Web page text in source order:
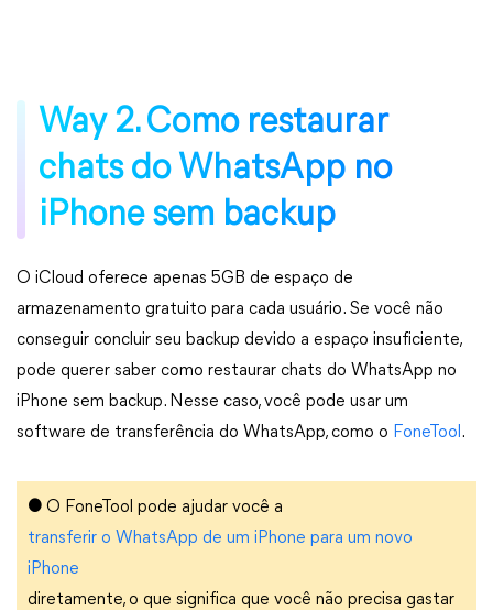
Way 2. Como restaurar
chats do WhatsApp no
iPhone sem backup
O iCloud oferece apenas 5GB de espaço de
armazenamento gratuito para cada usuário. Se você não
conseguir concluir seu backup devido a espaço insuficiente,
pode querer saber como restaurar chats do WhatsApp no
iPhone sem backup. Nesse caso, você pode usar um
software de transferência do WhatsApp, como o FoneTool .
● O FoneTool pode ajudar você a
transferir o WhatsApp de um iPhone para um novo
iPhone
diretamente, o que significa que você não precisa gastar